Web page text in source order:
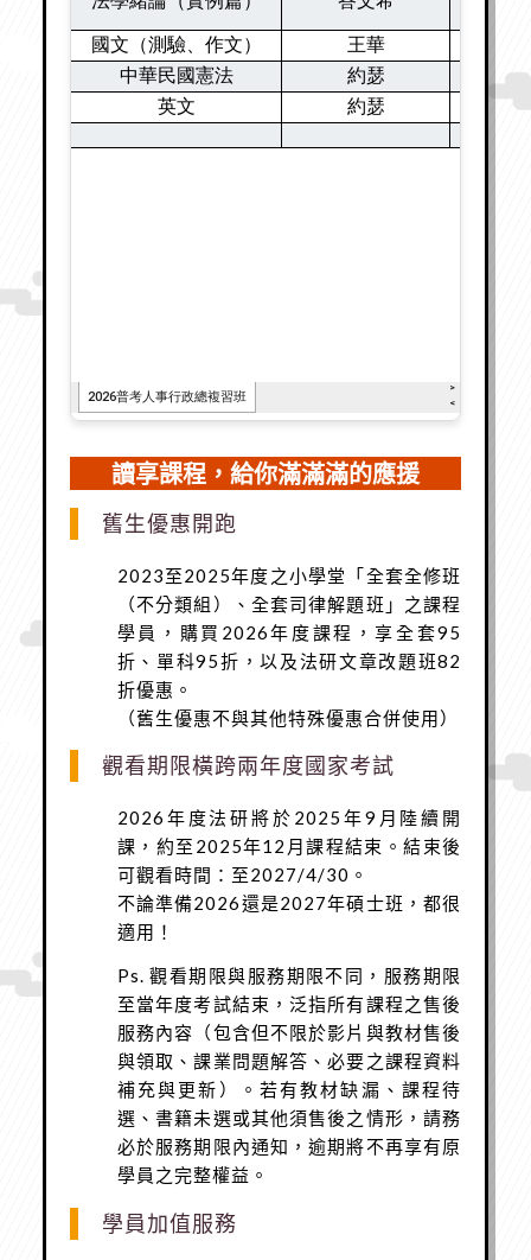
讀享課程，給你滿滿滿的應援
舊生優惠開跑
2023至2025年度之小學堂「全套全修班
（不分類組）、全套司律解題班」之課程
學員，購買2026年度課程，享全套95
折、單科95折，以及法研文章改題班82
折優惠。
（舊生優惠不與其他特殊優惠合併使用）
觀看期限橫跨兩年度國家考試
2026年度法研將於2025年9月陸續開
課，約至2025年12月課程結束。結束後
可觀看時間： 至2027/4/30。
不論準備2026還是2027年碩士班，都很
適用！
Ps. 觀看期限與服務期限不同，服務期限
至當年度考試結束，泛指所有課程之售後
服務內容（包含但不限於影片與教材售後
與領取、課業問題解答、必要之課程資料
補充與更新）。若有教材缺漏、課程待
選、書籍未選或其他須售後之情形，請務
必於服務期限內通知，逾期將不再享有原
學員之完整權益。
學員加值服務